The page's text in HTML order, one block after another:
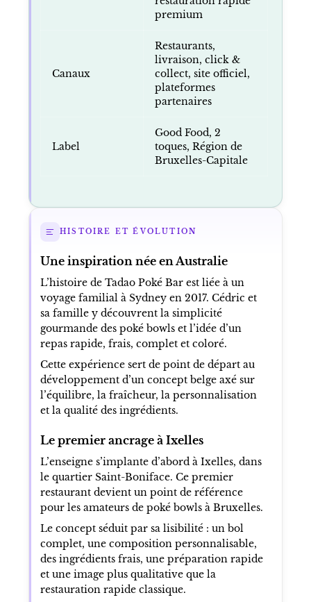
premium
Canaux
Restaurants,
livraison, click &
collect, site officiel,
plateformes
partenaires
Label
Good Food, 2
toques, Région de
Bruxelles-Capitale
HISTOIRE ET ÉVOLUTION
Une inspiration née en Australie
L’histoire de Tadao Poké Bar est liée à un
voyage familial à Sydney en 2017. Cédric et
sa famille y découvrent la simplicité
gourmande des poké bowls et l’idée d’un
repas rapide, frais, complet et coloré.
Cette expérience sert de point de départ au
développement d’un concept belge axé sur
l’équilibre, la fraîcheur, la personnalisation
et la qualité des ingrédients.
Le premier ancrage à Ixelles
L’enseigne s’implante d’abord à Ixelles, dans
le quartier Saint-Boniface. Ce premier
restaurant devient un point de référence
pour les amateurs de poké bowls à Bruxelles.
Le concept séduit par sa lisibilité : un bol
complet, une composition personnalisable,
des ingrédients frais, une préparation rapide
et une image plus qualitative que la
restauration rapide classique.